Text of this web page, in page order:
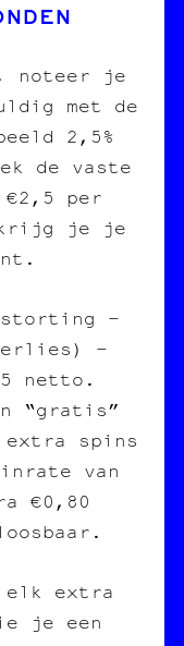
noteer je
met de
2,5%
de vaste
per
je je
storting –
–
netto.
“gratis”
spins
van
€0,80
elk extra
je een